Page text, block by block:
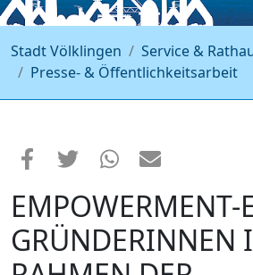
Stadt Völklingen Service &
Presse- & Öffentlichkeitsarbeit
EMPOWERMENT-
GRÜNDERINNEN